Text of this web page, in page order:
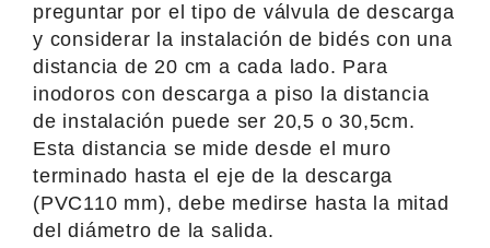
preguntar por el tipo de válvula de descarga
y considerar la instalación de bidés con una
distancia de 20 cm a cada lado. Para
inodoros con descarga a piso la distancia
de instalación puede ser 20,5 o 30,5cm.
Esta distancia se mide desde el muro
terminado hasta el eje de la descarga
(PVC110 mm), debe medirse hasta la mitad
del diámetro de la salida.